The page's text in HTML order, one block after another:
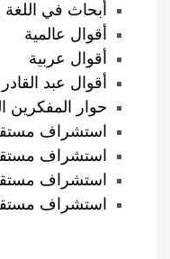
أبحاث في اللغة
أقوال عالمية
أقوال عربية
أقوال عبد
حوار المفكرين
استشراف
استشراف
استشراف
استشراف